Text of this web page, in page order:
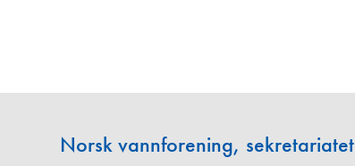
Norsk vannforening, sekretariatet